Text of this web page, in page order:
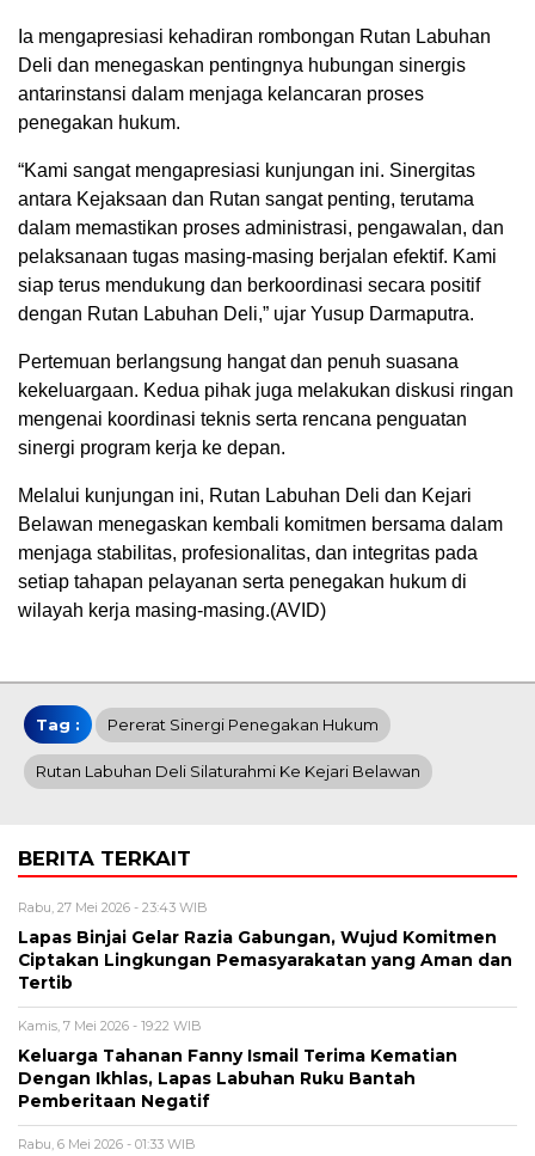
Ia mengapresiasi kehadiran rombongan Rutan Labuhan
Deli dan menegaskan pentingnya hubungan sinergis
antarinstansi dalam menjaga kelancaran proses
penegakan hukum.
“Kami sangat mengapresiasi kunjungan ini. Sinergitas
antara Kejaksaan dan Rutan sangat penting, terutama
dalam memastikan proses administrasi, pengawalan, dan
pelaksanaan tugas masing-masing berjalan efektif. Kami
siap terus mendukung dan berkoordinasi secara positif
dengan Rutan Labuhan Deli,” ujar Yusup Darmaputra.
Pertemuan berlangsung hangat dan penuh suasana
kekeluargaan. Kedua pihak juga melakukan diskusi ringan
mengenai koordinasi teknis serta rencana penguatan
sinergi program kerja ke depan.
Melalui kunjungan ini, Rutan Labuhan Deli dan Kejari
Belawan menegaskan kembali komitmen bersama dalam
menjaga stabilitas, profesionalitas, dan integritas pada
setiap tahapan pelayanan serta penegakan hukum di
wilayah kerja masing-masing.(AVID)
Tag : Pererat Sinergi Penegakan Hukum
Rutan Labuhan Deli Silaturahmi Ke Kejari Belawan
BERITA TERKAIT
Rabu, 27 Mei 2026 - 23:43 WIB
Lapas Binjai Gelar Razia Gabungan, Wujud Komitmen
Ciptakan Lingkungan Pemasyarakatan yang Aman dan
Tertib
Kamis, 7 Mei 2026 - 19:22 WIB
Keluarga Tahanan Fanny Ismail Terima Kematian
Dengan Ikhlas, Lapas Labuhan Ruku Bantah
Pemberitaan Negatif
Rabu, 6 Mei 2026 - 01:33 WIB